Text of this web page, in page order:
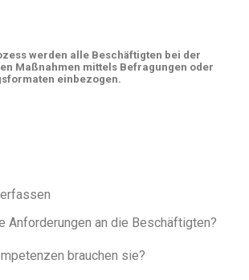
werden alle Beschäftigten bei der
Maßnahmen mittels Befragungen oder
einbezogen.
Anforderungen an die Beschäftigten?
brauchen sie?